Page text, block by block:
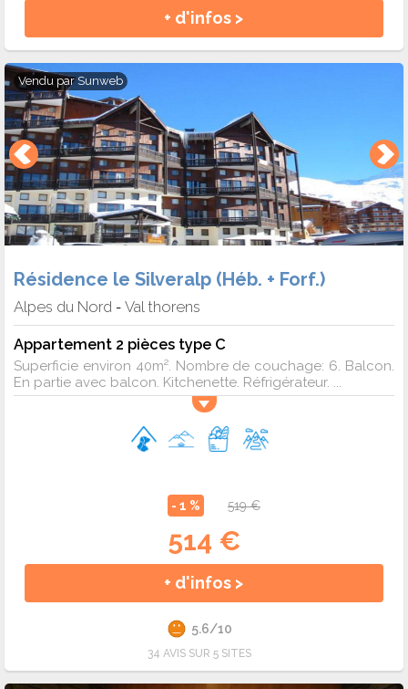
+ d'infos >
Vendu par Sunweb
Résidence le Silveralp (Héb. + Forf.)
Alpes du Nord - Val thorens
Appartement 2 pièces type C
Superficie environ 40m². Nombre de couchage: 6. Balcon.
En partie avec balcon. Kitchenette. Réfrigérateur. ...
- 1 % 519 €
514 €
+ d'infos >
5.6/10
34 AVIS SUR 5 SITES